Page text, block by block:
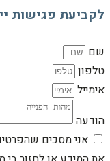
לקביעת פגישות
שם
טלפון
אימייל
הודעה
אני מסכים